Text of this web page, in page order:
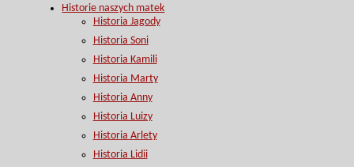
Historie naszych matek
Historia Jagody
Historia Soni
Historia Kamili
Historia Marty
Historia Anny
Historia Luizy
Historia Arlety
Historia Lidii